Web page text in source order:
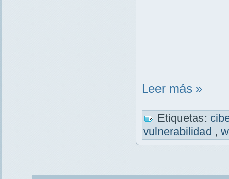
Leer más »
Etiquetas:
vulnerabilidad ,